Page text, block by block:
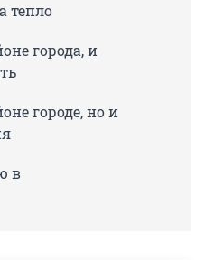
тепло
города, и
городе, но и
в